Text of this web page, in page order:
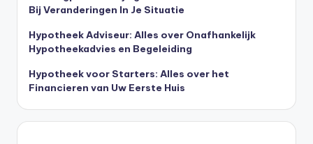
Bij Veranderingen In Je Situatie
Hypotheek Adviseur: Alles over Onafhankelijk
Hypotheekadvies en Begeleiding
Hypotheek voor Starters: Alles over het
Financieren van Uw Eerste Huis